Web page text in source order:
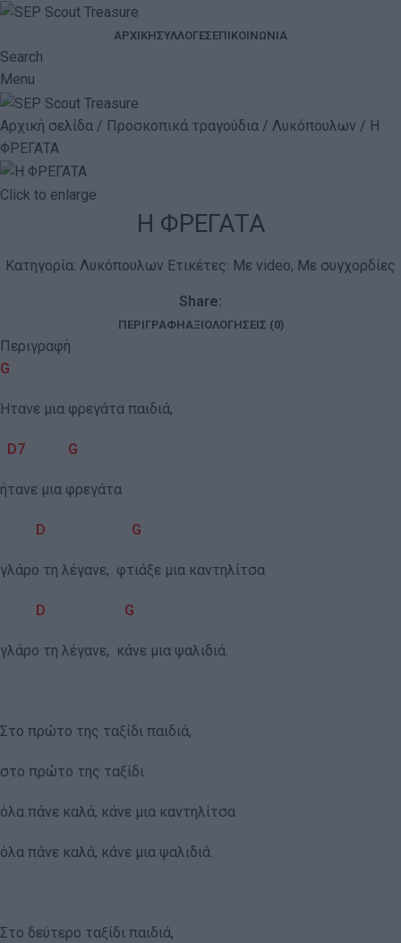
ΑΡΧΙΚΉΣΥΛΛΟΓΈΣΕΠΙΚΟΙΝΩΝΊΑ
Search
Menu
Αρχική σελίδα Προσκοπικά τραγούδια Λυκόπουλων
Η
ΦΡΕΓΑΤΑ
Click to enlarge
Η ΦΡΕΓΑΤΑ
Κατηγορία: Λυκόπουλων Ετικέτες: Με video, Με συγχορδίες
Share:
ΠΕΡΙΓΡΑΦΉΑΞΙΟΛΟΓΉΣΕΙΣ (0)
Περιγραφή
G
Ήτανε μια φρεγάτα παιδιά,
D7 G
ήτανε μια φρεγάτα
D G
γλάρο τη λέγανε, φτιάξε μια καντηλίτσα
D G
γλάρο τη λέγανε, κάνε μια ψαλιδιά.
Στο πρώτο της ταξίδι παιδιά,
στο πρώτο της ταξίδι
όλα πάνε καλά, κάνε μια καντηλίτσα
όλα πάνε καλά, κάνε μια ψαλιδιά.
Στο δεύτερο ταξίδι παιδιά,